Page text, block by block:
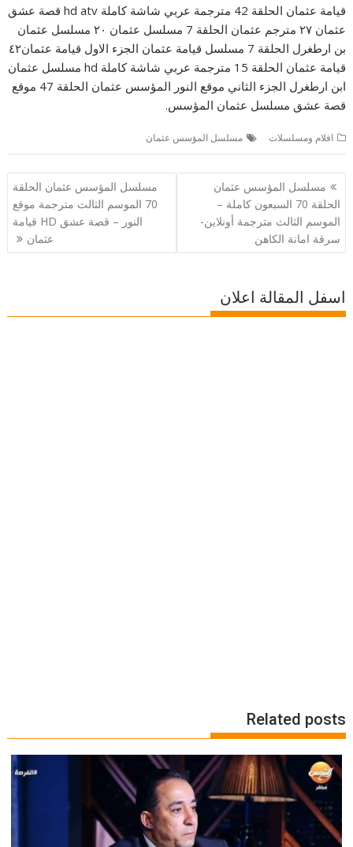
قيامة عثمان الحلقة 42 مترجمة عربي شاشة كاملة hd atv قصة عشق
عثمان ٢٧ مترجم عثمان الحلقة 7 مسلسل عثمان ٢٠ مسلسل عثمان
بن ارطغرل الحلقة 7 مسلسل قيامة عثمان الجزء الاول قيامة عثمان٤٢
قيامة عثمان الحلقة 15 مترجمة عربي شاشة كاملة hd مسلسل عثمان
ابن ارطغرل الجزء الثاني موقع النور المؤسس عثمان الحلقة 47 موقع
قصة عشق مسلسل عثمان المؤسس.
افلام ومسلسلات مسلسل المؤسس عثمان
تصفّح
المقالات
مسلسل المؤسس عثمان
الحلقة 70 السبعون كاملة –
الموسم الثالث مترجمة أونلاين-
سرقة امانة الكاهن
مسلسل المؤسس عثمان الحلقة
70 الموسم الثالث مترجمة موقع
النور – قصة عشق HD قيامة
عثمان
اسفل المقالة اعلان
Related posts